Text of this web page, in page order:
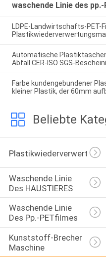
waschende Linie des
LDPE-Landwirtschafts-PET-
Automatische
Abfall CER-ISO SGS-
Farbe kundengebundener
kleiner Plastik, der 60mm
Beliebte
Waschende Linie
Des HAUSTIERES
Waschende Linie
Des Pp.-PETfilmes
Kunststoff-Brecher
Maschine